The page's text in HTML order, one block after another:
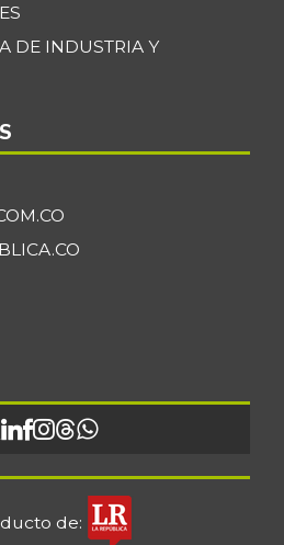
DE INDUSTRIA Y
de: